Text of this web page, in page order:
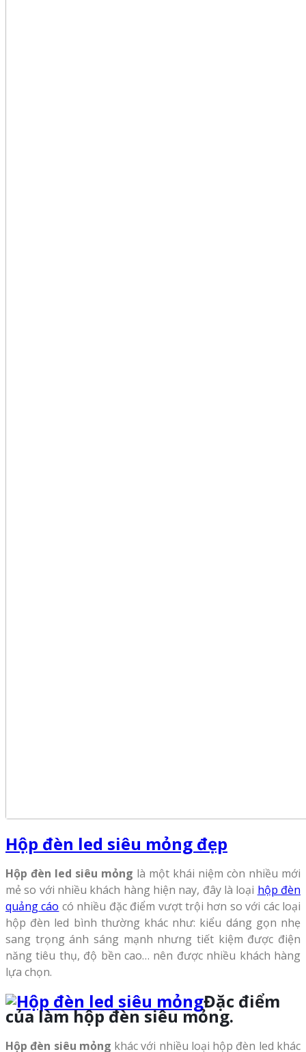
Hộp đèn led siêu mỏng đẹp
Hộp đèn led siêu mỏng là một khái niệm còn nhiều mới
mẻ so với nhiều khách hàng hiện nay, đây là loại hộp đèn
quảng cáo có nhiều đặc điểm vượt trội hơn so với các loại
hộp đèn led bình thường khác như: kiểu dáng gọn nhẹ
sang trọng ánh sáng mạnh nhưng tiết kiệm được điện
năng tiêu thụ, độ bền cao… nên được nhiều khách hàng
lựa chọn.
Đặc điểm
của làm hộp đèn siêu mỏng.
Hộp đèn siêu mỏng khác với nhiều loại hộp đèn led khác